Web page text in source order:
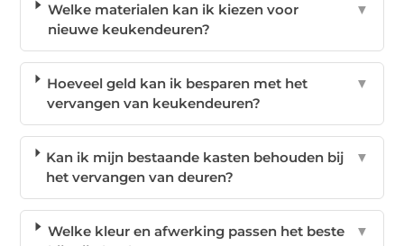
Welke materialen kan ik kiezen voor
nieuwe keukendeuren?
▼
Hoeveel geld kan ik besparen met het
vervangen van keukendeuren?
▼
Kan ik mijn bestaande kasten behouden bij
het vervangen van deuren?
▼
Welke kleur en afwerking passen het beste
▼